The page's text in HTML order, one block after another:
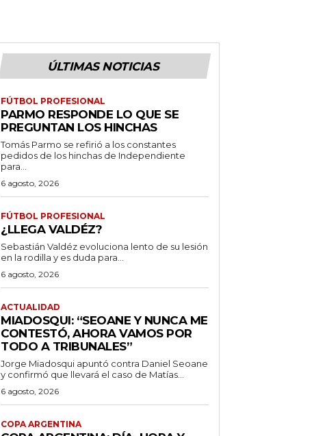
ÚLTIMAS NOTICIAS
FÚTBOL PROFESIONAL
PARMO RESPONDE LO QUE SE
PREGUNTAN LOS HINCHAS
Tomás Parmo se refirió a los constantes
pedidos de los hinchas de Independiente
para...
6 agosto, 2026
FÚTBOL PROFESIONAL
¿LLEGA VALDÉZ?
Sebastián Valdéz evoluciona lento de su lesión
en la rodilla y es duda para...
6 agosto, 2026
ACTUALIDAD
MIADOSQUI: “SEOANE Y NUNCA ME
CONTESTÓ, AHORA VAMOS POR
TODO A TRIBUNALES”
Jorge Miadosqui apuntó contra Daniel Seoane
y confirmó que llevará el caso de Matías...
6 agosto, 2026
COPA ARGENTINA